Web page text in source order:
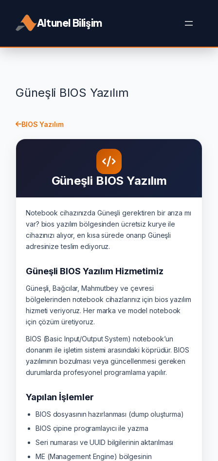
Altunel Bilişim
Güneşli BIOS Yazılım
BIOS Yazılım
Güneşli BIOS Yazılım
Notebook cihazınızda Güneşli gerektiren bir arıza mı
var? bios yazılım bölgesinden ücretsiz kurye ile
cihazınızı alıyor, en kısa sürede onarıp Güneşli
adresinize teslim ediyoruz.
Güneşli BIOS Yazılım Hizmetimiz
Güneşli, Bağcılar, Mahmutbey ve çevresi
bölgelerinden notebook cihazlarınız için bios yazılım
hizmeti veriyoruz. Her marka ve model notebook
için çözüm üretiyoruz.
BIOS (Basic Input/Output System) notebook’un
donanım ile işletim sistemi arasındaki köprüdür. BIOS
yazılımının bozulması veya güncellenmesi gereken
durumlarda profesyonel programlama yapılır.
Yapılan İşlemler
BIOS dosyasının hazırlanması (dump oluşturma)
BIOS çipine programlayıcı ile yazma
Seri numarası ve UUID bilgilerinin aktarılması
ME (Management Engine) bölgesinin